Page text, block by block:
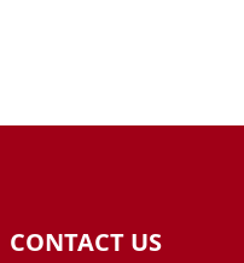
CONTACT US